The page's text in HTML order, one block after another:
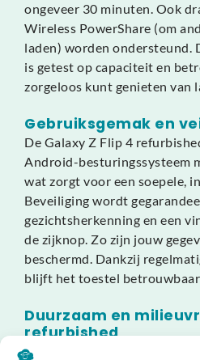
ongeveer 30 minuten. Ook
Wireless PowerShare (om
laden) worden ondersteund.
is getest op capaciteit en
zorgeloos kunt genieten van
Gebruiksgemak en
De Galaxy Z Flip 4
Android-besturingssysteem
wat zorgt voor een soepele,
Beveiliging wordt
gezichtsherkenning en een
de zijknop. Zo zijn jouw
beschermd. Dankzij
blijft het toestel
Duurzaam en
refurbished
Door te kiezen voor een